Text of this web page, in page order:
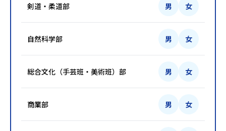
剣道・柔道部 男 女
自然科学部 男 女
総合文化（手芸班・美術班）部 男 女
商業部 男 女